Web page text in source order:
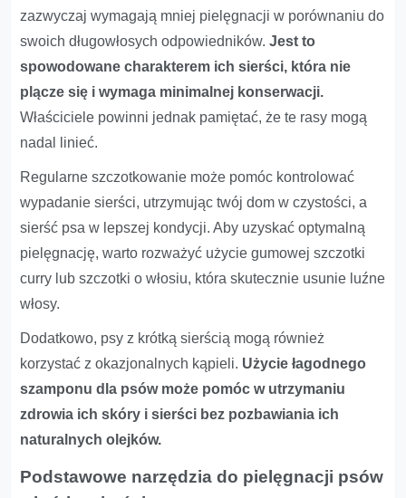
zazwyczaj wymagają mniej pielęgnacji w porównaniu do
swoich długowłosych odpowiedników.Jest to
spowodowane charakterem ich sierści, która nie
plącze się i wymaga minimalnej konserwacji.
Właściciele powinni jednak pamiętać, że te rasy mogą
nadal linieć.
Regularne szczotkowanie może pomóc kontrolować
wypadanie sierści, utrzymując twój dom w czystości, a
sierść psa w lepszej kondycji. Aby uzyskać optymalną
pielęgnację, warto rozważyć użycie gumowej szczotki
curry lub szczotki o włosiu, która skutecznie usunie luźne
włosy.
Dodatkowo, psy z krótką sierścią mogą również
korzystać z okazjonalnych kąpieli. Użycie łagodnego
szamponu dla psów może pomóc w utrzymaniu
zdrowia ich skóry i sierści bez pozbawiania ich
naturalnych olejków.
Podstawowe narzędzia do pielęgnacji psów